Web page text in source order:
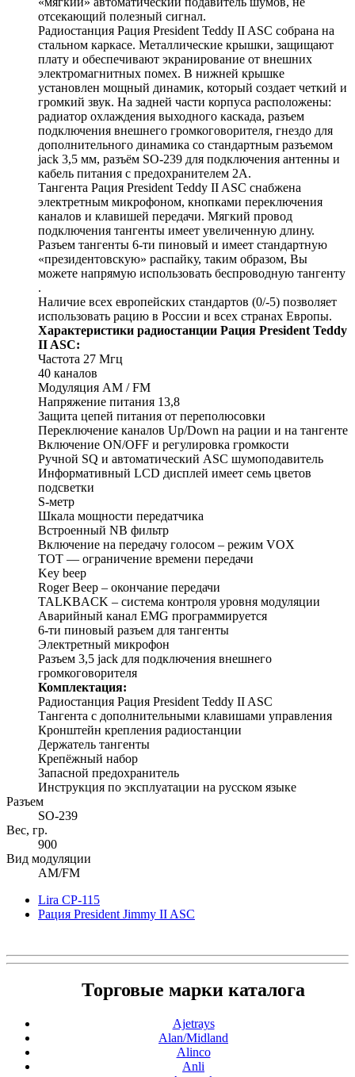
отсекающий полезный сигнал.
Радиостанция Рация President Teddy II ASC собрана на
стальном каркасе. Металлические крышки, защищают
плату и обеспечивают экранирование от внешних
электромагнитных помех. В нижней крышке
установлен мощный динамик, который создает четкий и
громкий звук. На задней части корпуса расположены:
радиатор охлаждения выходного каскада, разъем
подключения внешнего громкоговорителя, гнездо для
дополнительного динамика со стандартным разъемом
jack 3,5 мм, разъём SO-239 для подключения антенны и
кабель питания с предохранителем 2А.
Тангента Рация President Teddy II ASC снабжена
электретным микрофоном, кнопками переключения
каналов и клавишей передачи. Мягкий провод
подключения тангенты имеет увеличенную длину.
Разъем тангенты 6-ти пиновый и имеет стандартную
«президентовскую» распайку, таким образом, Вы
можете напрямую использовать беспроводную тангенту
.
Наличие всех европейских стандартов (0/-5) позволяет
использовать рацию в России и всех странах Европы.
Характеристики радиостанции Рация President Teddy
II ASC:
Частота 27 Мгц
40 каналов
Модуляция AM / FM
Напряжение питания 13,8
Защита цепей питания от переполюсовки
Переключение каналов Up/Down на рации и на тангенте
Включение ON/OFF и регулировка громкости
Ручной SQ и автоматический ASC шумоподавитель
Информативный LCD дисплей имеет семь цветов
подсветки
S-метр
Шкала мощности передатчика
Встроенный NB фильтр
Включение на передачу голосом – режим VOX
TOT — ограничение времени передачи
Key beep
Roger Beep – окончание передачи
TALKBACK – система контроля уровня модуляции
Аварийный канал EMG программируется
6-ти пиновый разъем для тангенты
Электретный микрофон
Разъем 3,5 jack для подключения внешнего
громкоговорителя
Комплектация:
Радиостанция Рация President Teddy II ASC
Тангента с дополнительными клавишами управления
Кронштейн крепления радиостанции
Держатель тангенты
Крепёжный набор
Запасной предохранитель
Инструкция по эксплуатации на русском языке
Разъем
SO-239
Вес, гр.
900
Вид модуляции
AM/FM
Lira CP-115
Рация President Jimmy II ASC
Торговые марки каталога
Ajetrays
Alan/Midland
Alinco
Anli